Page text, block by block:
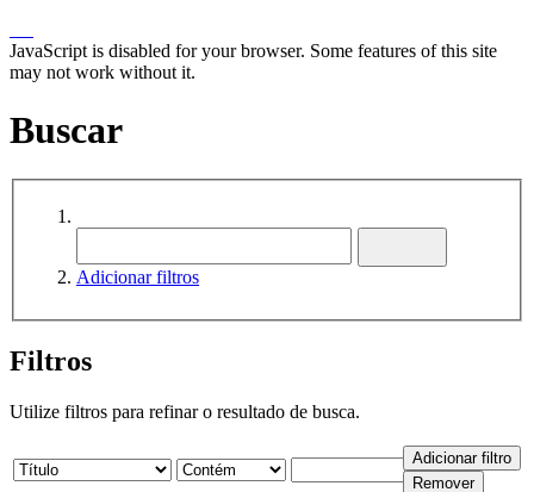
JavaScript is disabled for your browser. Some features of this site
may not work without it.
Buscar
Adicionar filtros
Filtros
Utilize filtros para refinar o resultado de busca.